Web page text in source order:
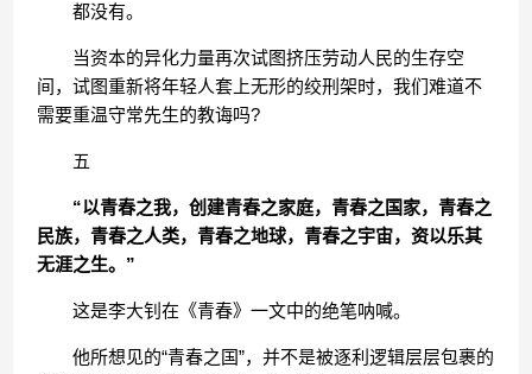
都没有。
当资本的异化力量再次试图挤压劳动人民的生存空
间，试图重新将年轻人套上无形的绞刑架时，我们难道不
需要重温守常先生的教诲吗?
五
“以青春之我，创建青春之家庭，青春之国家，青春之
民族，青春之人类，青春之地球，青春之宇宙，资以乐其
无涯之生。”
这是李大钊在《青春》一文中的绝笔呐喊。
他所想见的“青春之国”，并不是被逐利逻辑层层包裹的